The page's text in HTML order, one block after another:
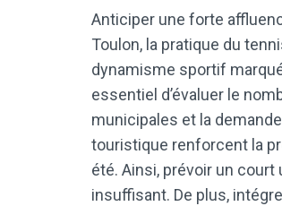
Anticiper une forte
Toulon, la pratique du
dynamisme sportif
essentiel d’évaluer le
municipales et la
touristique renforcent la
été. Ainsi, prévoir un
insuffisant. De plus,